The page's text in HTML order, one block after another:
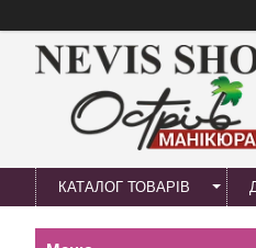
КАТАЛОГ ТОВАРІВ